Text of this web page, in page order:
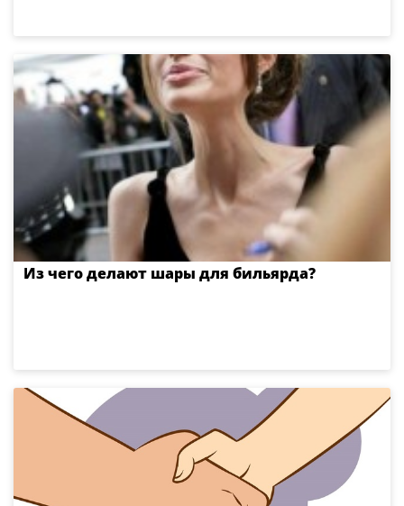
Из чего делают шары для бильярда?